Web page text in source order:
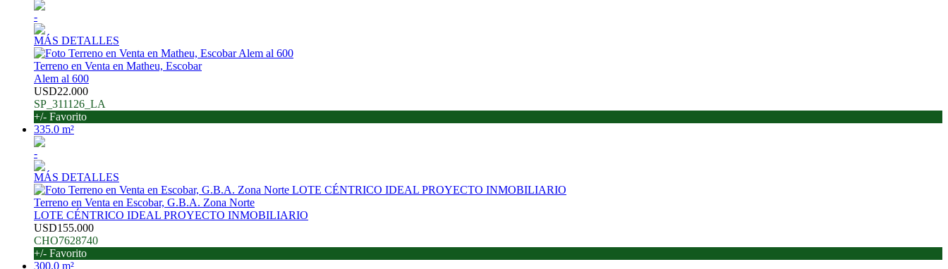
-
MÁS DETALLES
Terreno en Venta en Matheu, Escobar
Alem al 600
USD22.000
SP_311126_LA
+/- Favorito
335.0 m²
-
MÁS DETALLES
Terreno en Venta en Escobar, G.B.A. Zona Norte
LOTE CÉNTRICO IDEAL PROYECTO INMOBILIARIO
USD155.000
CHO7628740
+/- Favorito
300.0 m²